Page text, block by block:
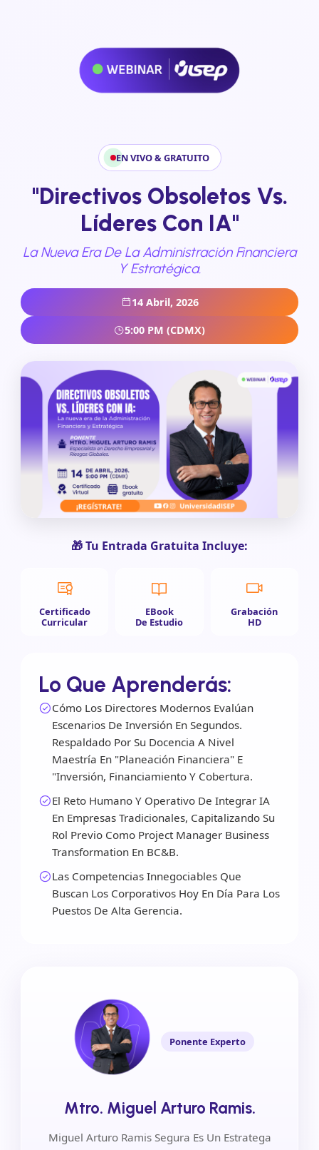
EN VIVO & GRATUITO
"Directivos Obsoletos Vs.
Líderes Con IA"
La Nueva Era De La Administración Financiera
Y Estratégica.
14 Abril, 2026
5:00 PM (CDMX)
🎁 Tu Entrada Gratuita Incluye:
Certificado
Curricular
EBook
De Estudio
Grabación
HD
Lo Que Aprenderás:
Cómo Los Directores Modernos Evalúan
Escenarios De Inversión En Segundos.
Respaldado Por Su Docencia A Nivel
Maestría En "Planeación Financiera" E
"Inversión, Financiamiento Y Cobertura.
El Reto Humano Y Operativo De Integrar IA
En Empresas Tradicionales, Capitalizando Su
Rol Previo Como Project Manager Business
Transformation En BC&B.
Las Competencias Innegociables Que
Buscan Los Corporativos Hoy En Día Para Los
Puestos De Alta Gerencia.
Ponente Experto
Mtro. Miguel Arturo Ramis.
Miguel Arturo Ramis Segura Es Un Estratega